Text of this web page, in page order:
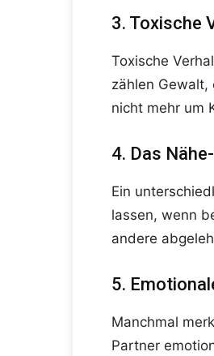
3. Toxische
Toxische
zählen Gewalt,
nicht mehr um
4. Das
Ein
lassen, wenn
andere
5.
Manchmal
Partner